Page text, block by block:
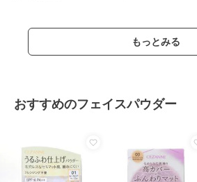
もっとみる
おすすめのフェイスパウダー